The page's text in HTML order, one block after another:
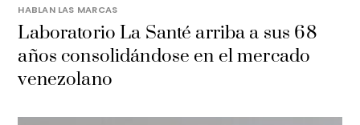
HABLAN LAS MARCAS
Laboratorio La Santé arriba a sus 68
años consolidándose en el mercado
venezolano